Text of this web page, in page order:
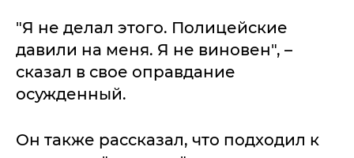
"Я не делал этого. Полицейские
давили на меня. Я не виновен", –
сказал в свое оправдание
осужденный.
Он также рассказал, что подходил к